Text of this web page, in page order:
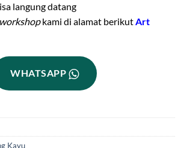
langung datang
workshopkami di alamat berikutArt
WHATSAPP
Kayu